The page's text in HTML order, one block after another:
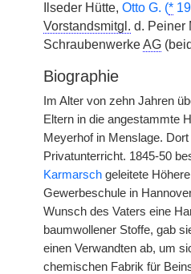
Ilseder Hütte, Otto G. (*
Vorstandsmitgl. d. Peiner
SchraubenwerkeAG
Biographie
Im Alter von zehn Jahren
Eltern in die angestammte
Meyerhof in Menslage.
Privatunterricht. 1845-50
Karmarsch geleitete
Gewerbeschule in
Wunsch des Vaters eine
baumwollener Stoffe, gab
einen Verwandten ab, um
chemischen Fabrik für